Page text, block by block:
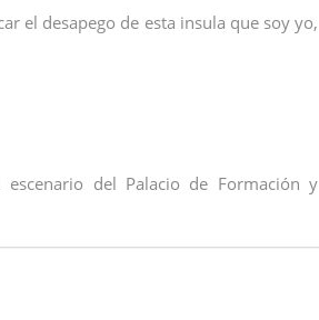
el desapego de esta insula que soy yo,
del Palacio de Formación y